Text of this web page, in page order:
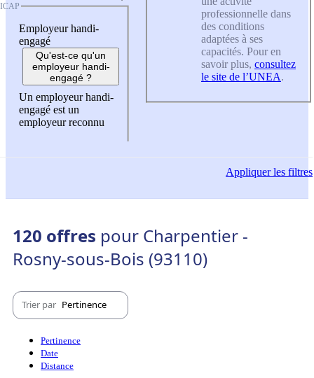
Employeur handi-
engagé
Qu'est-ce qu'un
employeur handi-
engagé ?
Un employeur handi-
engagé est un
employeur reconnu
professionnelle dans
des conditions
adaptées à ses
capacités. Pour en
savoir plus, consultez
le site de l’UNEA.
Appliquerles filtres
120 offres pour Charpentier -
Rosny-sous-Bois (93110)
Trier par Pertinence
Pertinence
Date
Distance